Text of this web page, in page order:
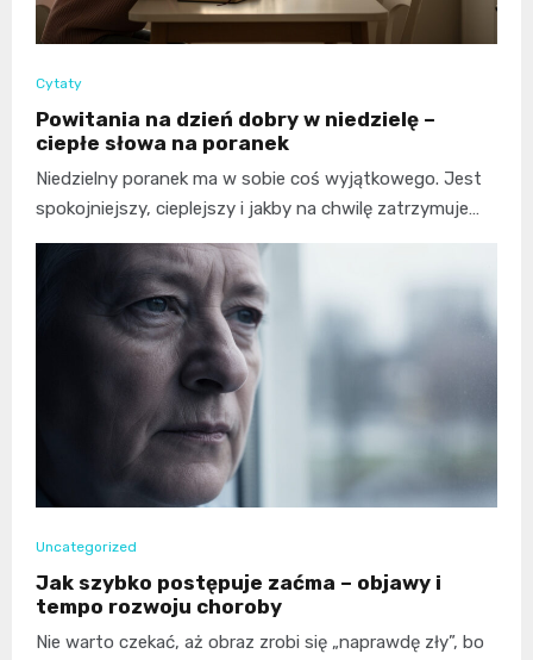
Cytaty
Powitania na dzień dobry w niedzielę –
ciepłe słowa na poranek
Niedzielny poranek ma w sobie coś wyjątkowego. Jest
spokojniejszy, cieplejszy i jakby na chwilę zatrzymuje…
Uncategorized
Jak szybko postępuje zaćma – objawy i
tempo rozwoju choroby
Nie warto czekać, aż obraz zrobi się „naprawdę zły”, bo